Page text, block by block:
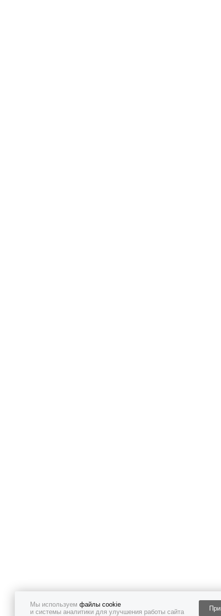
Мы используем файлы cookie
и системы аналитики для улучшения работы сайта